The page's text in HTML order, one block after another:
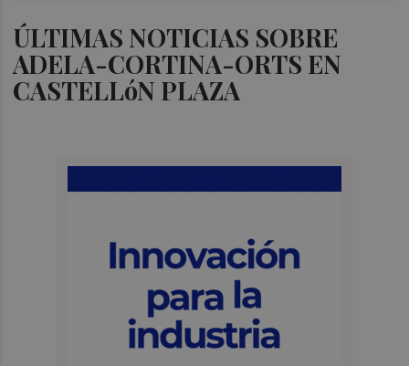
ÚLTIMAS NOTICIAS SOBRE
ADELA-CORTINA-ORTS EN
CASTELLóN PLAZA